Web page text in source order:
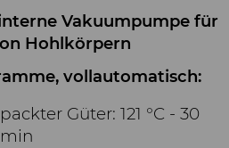
Vakuumpumpe für
Hohlkörpern
vollautomatisch:
Güter: 121 °C - 30
min